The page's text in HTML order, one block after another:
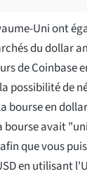
Uni ont
du dollar
de Coinbase
possibilité de
bourse en
bourse avait
que vous
en utilisant